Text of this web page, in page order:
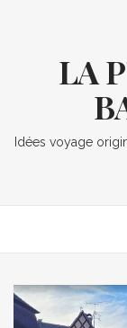
LA
Idées voyage